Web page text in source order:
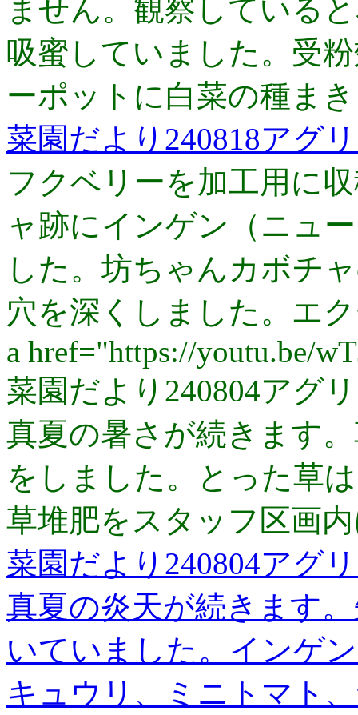
ません。観察している
吸蜜していました。受
ーポットに白菜の種ま
菜園だより240818アグ
フクベリーを加工用に
ャ跡にインゲン（ニュ
した。坊ちゃんカボチ
穴を深くしました。エ
a href="https://youtu.be/
菜園だより240804アグ
真夏の暑さが続きます
をしました。とった草
草堆肥をスタッフ区画
菜園だより240804アグ
真夏の炎天が続きます
いていました。インゲ
キュウリ、ミニトマト